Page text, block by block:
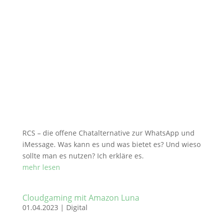
RCS – die offene Chatalternative zur WhatsApp und
iMessage. Was kann es und was bietet es? Und wieso
sollte man es nutzen? Ich erkläre es.
mehr lesen
Cloudgaming mit Amazon Luna
01.04.2023 | Digital